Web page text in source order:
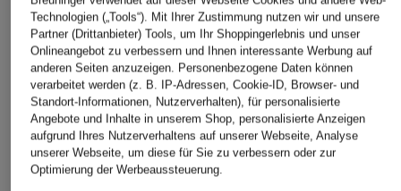
ÄHNLICHE ARTIKEL ENTDECKEN
Technologien („Tools“). Mit Ihrer Zustimmung nutzen wir und unsere
Partner (Drittanbieter) Tools, um Ihr Shoppingerlebnis und unser
Onlineangebot zu verbessern und Ihnen interessante Werbung auf
anderen Seiten anzuzeigen. Personenbezogene Daten können
verarbeitet werden (z. B. IP-Adressen, Cookie-ID, Browser- und
Standort-Informationen, Nutzerverhalten), für personalisierte
Angebote und Inhalte in unserem Shop, personalisierte Anzeigen
aufgrund Ihres Nutzerverhaltens auf unserer Webseite, Analyse
unserer Webseite, um diese für Sie zu verbessern oder zur
Optimierung der Werbeaussteuerung.